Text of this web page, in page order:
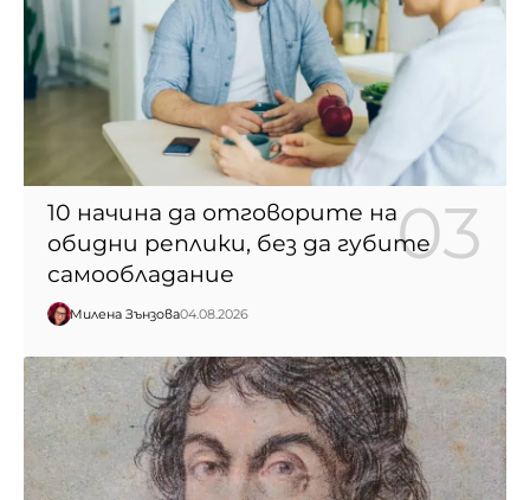
10 начина да отговорите на
обидни реплики, без да губите
самообладание
Милена Зънзова04.08.2026